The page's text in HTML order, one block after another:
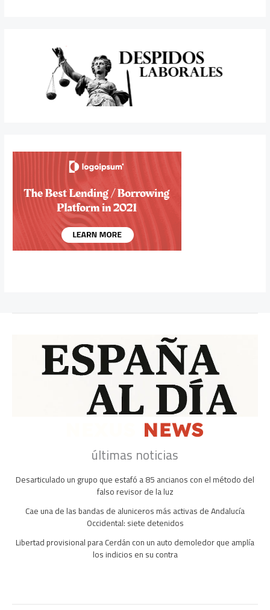
últimas noticias
Desarticulado un grupo que estafó a 85 ancianos con el método del
falso revisor de la luz
Cae una de las bandas de aluniceros más activas de Andalucía
Occidental: siete detenidos
Libertad provisional para Cerdán con un auto demoledor que amplía
los indicios en su contra